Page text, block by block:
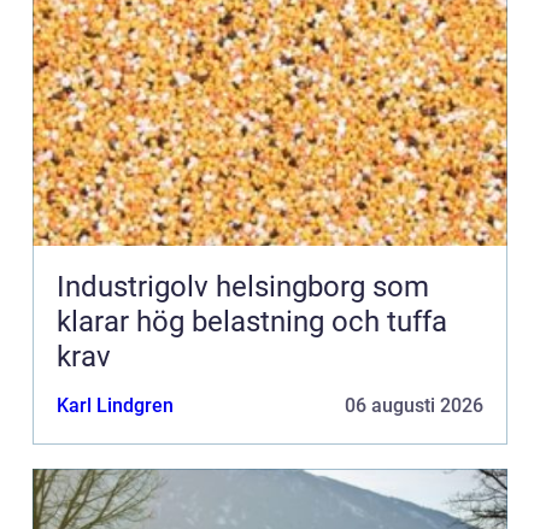
Industrigolv helsingborg som
klarar hög belastning och tuffa
krav
Karl Lindgren 06 augusti 2026